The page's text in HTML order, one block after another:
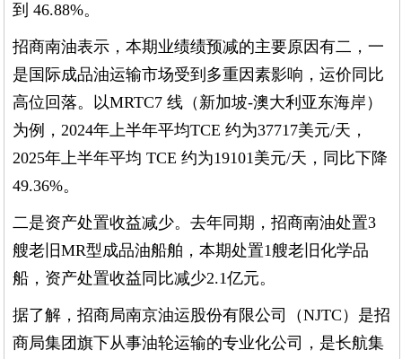
到 46.88%。
招商南油表示，本期业绩绩预减的主要原因有二，一
是国际成品油运输市场受到多重因素影响，运价同比
高位回落。以MRTC7 线（新加坡-澳大利亚东海岸）
为例，2024年上半年平均TCE 约为37717美元/天，
2025年上半年平均 TCE 约为19101美元/天，同比下降
49.36%。
二是资产处置收益减少。去年同期，招商南油处置3
艘老旧MR型成品油船舶，本期处置1艘老旧化学品
船，资产处置收益同比减少2.1亿元。
据了解，招商局南京油运股份有限公司（NJTC）是招
商局集团旗下从事油轮运输的专业化公司，是长航集